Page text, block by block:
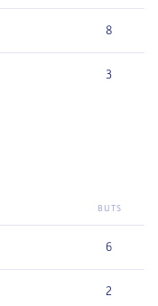
8
3
BUTS
6
2